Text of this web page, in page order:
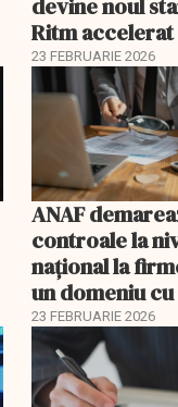
devine noul
Ritm
investiții în
baterii
23 FEBRUARIE 2026
ANAF
controale la
naţional la
un domeniu
fiscal ridicat
23 FEBRUARIE 2026